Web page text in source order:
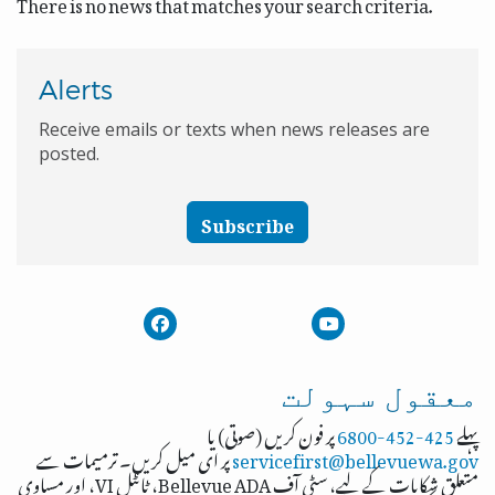
Alerts
Receive emails or texts when news releases are
posted.
Subscribe
معقول سہولت
پہلے425-452-6800 پر فون کریں (صوتی) یا
servicefirst@bellevuewa.govپر ای میل کریں۔ ترمیمات سے
متعلق شکایات کے لیے، سٹی آف Bellevue ADA، ٹائٹل VI، اور مساوی